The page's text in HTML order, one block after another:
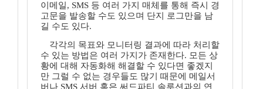
이메일, SMS 등 여러 가지 매체를 통해 즉시 경
고문을 발송할 수도 있으며 단지 로그만을 남
길 수도 있다.
각각의 목표와 모니터링 결과에 따라 처리할
수 있는 방법은 여러 가지가 존재한다. 모든 상
황에 대해 자동화해 해결할 수 있다면 좋겠지
만 그럴 수 없는 경우들도 많기 때문에 메일서
버나 SMS 서버 혹은 써드파티 솔루션과의 연